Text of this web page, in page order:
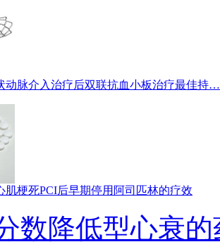
动脉介入治疗后双联抗血小板治疗最佳持…
肌梗死PCI后早期停用阿司匹林的疗效
数降低型心衰